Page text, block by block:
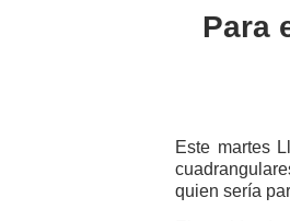
Para
Este martes
quien sería